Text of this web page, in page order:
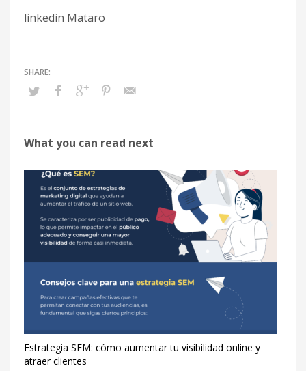
linkedin Mataro
What you can read next
Estrategia SEM: cómo aumentar tu visibilidad online y
atraer clientes